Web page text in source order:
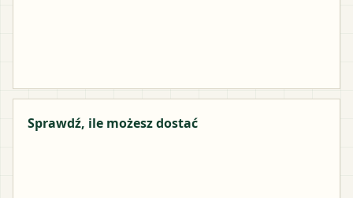
Sprawdź, ile możesz dostać